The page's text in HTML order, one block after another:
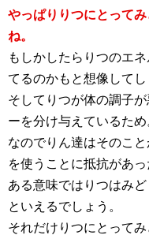
やっぱりりつにとって
ね。
もしかしたらりつのエ
てるのかもと想像してし
そしてりつが体の調子
ーを分け与えているため
なのでりん達はそのこ
を使うことに抵抗があっ
ある意味ではりつはみ
といえるでしょう。
それだけりつにとって